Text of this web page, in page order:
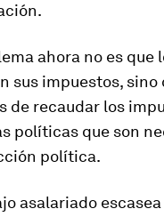
ahora no es
sus impuestos,
de recaudar los
políticas que son
política.
asalariado